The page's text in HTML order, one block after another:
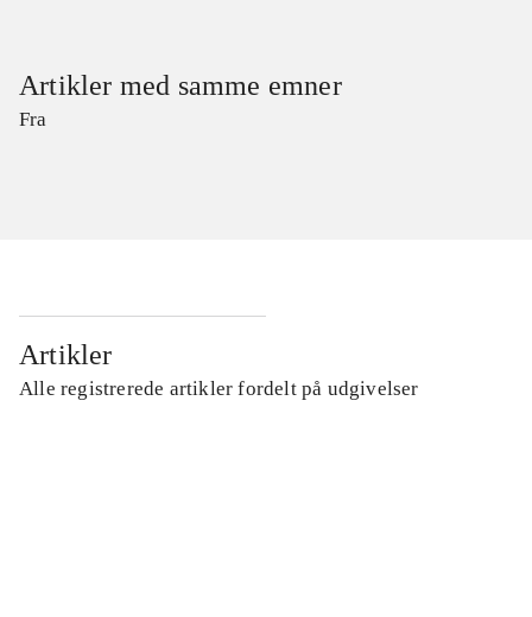
Artikler med samme emner
Fra
Artikler
Alle registrerede artikler fordelt på udgivelser